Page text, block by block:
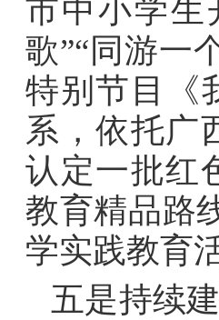
市中小学生
歌”“同游一
特别节目《
系，依托广
认定一批红
教育精品路
学实践教育
五是持续